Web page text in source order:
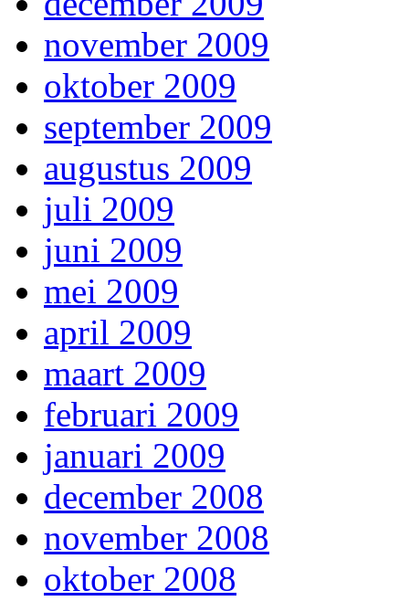
november 2009
oktober 2009
september 2009
augustus 2009
juli 2009
juni 2009
mei 2009
april 2009
maart 2009
februari 2009
januari 2009
december 2008
november 2008
oktober 2008